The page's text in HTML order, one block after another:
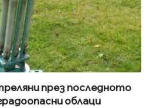
през последното
облаци